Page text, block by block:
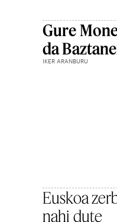
Gure
da
IKER ARANBURU
Euskoa
nahi dute